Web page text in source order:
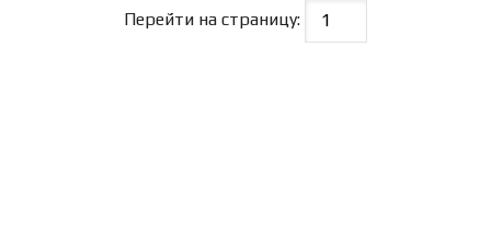
Перейти на страницу: